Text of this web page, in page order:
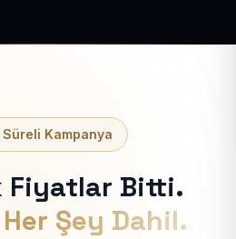
Süreli Kampanya
Fiyatlar Bitti.
Şey Dahil.